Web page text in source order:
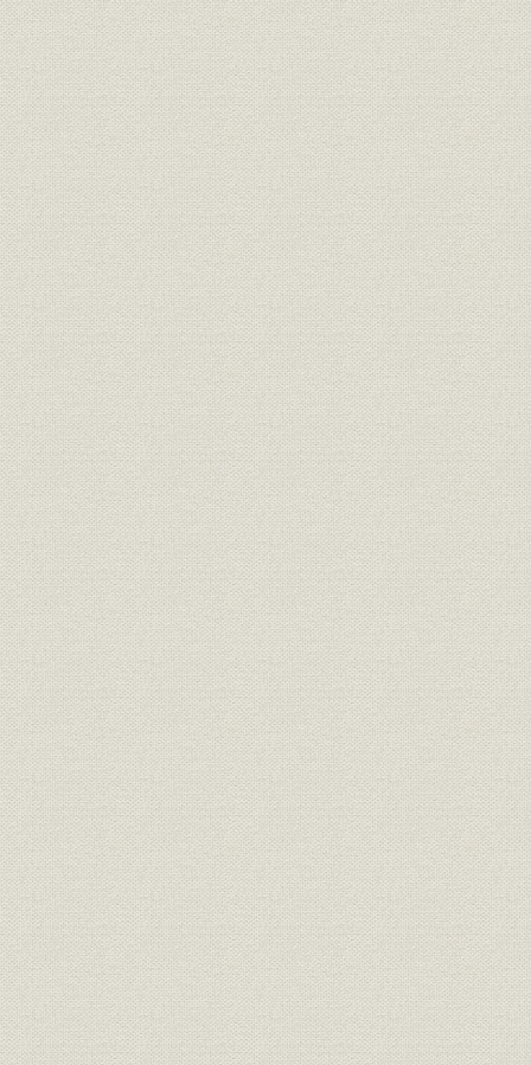
2. 第2期の金融政策
3. 第3期 太平洋戦争中の経済統制
2―統制下の地方銀行経営
第1章 山口銀行の創立
第1節 戦時体制下の銀行合同と「一県一行主義」
第2節 山口銀行創立までの経緯
1―山口県下銀行合同の動き
2―百十銀行経営陣の変化
3―長周銀行の営業譲渡
第3節 株式会社山口銀行の創立
1―5行の合併
2―その他合併に係わる事項
1. 合併準備組織
2. 行員の動揺と人員の確保
3. 開業記念洋手帳の調製
4. 西支店の移転と三菱銀行下関支店の開設
第4節 大戦下の新銀行
1―創立時の組織と体制の整備
2―店舗網の整備
3―創立当初の営業状況
1. 預金
2. 貸出